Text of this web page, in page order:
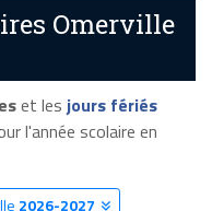
Omerville
et les jours fériés
l'année scolaire en
2026-2027